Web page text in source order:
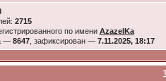
2715
по имени AzazelKa
— 8647, зафиксирован — 7.11.2025, 18:17